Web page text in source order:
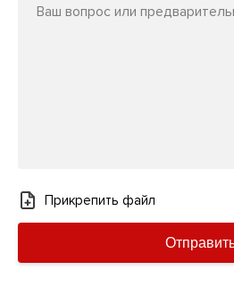
Ваш вопрос или
Прикрепить файл